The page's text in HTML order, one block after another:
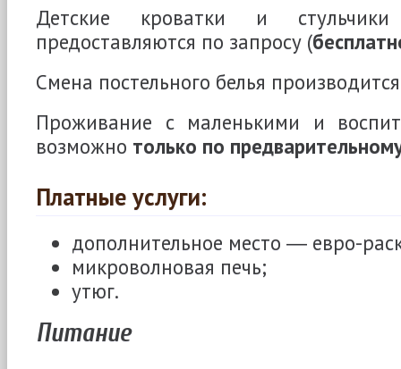
Детские кроватки и
предоставляются по запросу (
Смена постельного белья
Проживание с маленькими и
возможно только по
Платные услуги:
дополнительное место ― евро-
микроволновая печь;
утюг.
Питание